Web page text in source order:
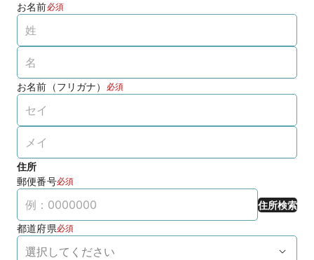
お名前必須
お名前（フリガナ） 必須
住所
郵便番号必須
住所検索
都道府県必須